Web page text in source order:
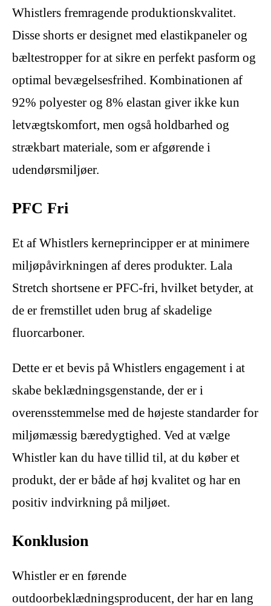
Whistlers fremragende produktionskvalitet.
Disse shorts er designet med elastikpaneler og
bæltestropper for at sikre en perfekt pasform og
optimal bevægelsesfrihed. Kombinationen af
92% polyester og 8% elastan giver ikke kun
letvægtskomfort, men også holdbarhed og
strækbart materiale, som er afgørende i
udendørsmiljøer.
PFC Fri
Et af Whistlers kerneprincipper er at minimere
miljøpåvirkningen af deres produkter. Lala
Stretch shortsene er PFC-fri, hvilket betyder, at
de er fremstillet uden brug af skadelige
fluorcarboner.
Dette er et bevis på Whistlers engagement i at
skabe beklædningsgenstande, der er i
overensstemmelse med de højeste standarder for
miljømæssig bæredygtighed. Ved at vælge
Whistler kan du have tillid til, at du køber et
produkt, der er både af høj kvalitet og har en
positiv indvirkning på miljøet.
Konklusion
Whistler er en førende
outdoorbeklædningsproducent, der har en lang